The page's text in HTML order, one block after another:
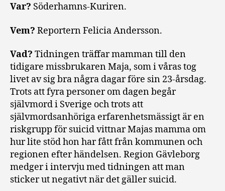
Var? Söderhamns-Kuriren.
Vem? Reportern Felicia Andersson.
Vad? Tidningen träffar mamman till den
tidigare missbrukaren Maja, som i våras tog
livet av sig bra några dagar före sin 23-årsdag.
Trots att fyra personer om dagen begår
självmord i Sverige och trots att
självmordsanhöriga erfarenhetsmässigt är en
riskgrupp för suicid vittnar Majas mamma om
hur lite stöd hon har fått från kommunen och
regionen efter händelsen. Region Gävleborg
medger i intervju med tidningen att man
sticker ut negativt när det gäller suicid.